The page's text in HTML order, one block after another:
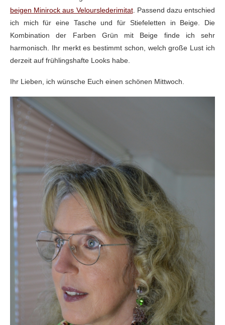
beigen Minirock aus Velourslederimitat. Passend dazu entschied
ich mich für eine Tasche und für Stiefeletten in Beige. Die
Kombination der Farben Grün mit Beige finde ich sehr
harmonisch. Ihr merkt es bestimmt schon, welch große Lust ich
derzeit auf frühlingshafte Looks habe.
Ihr Lieben, ich wünsche Euch einen schönen Mittwoch.